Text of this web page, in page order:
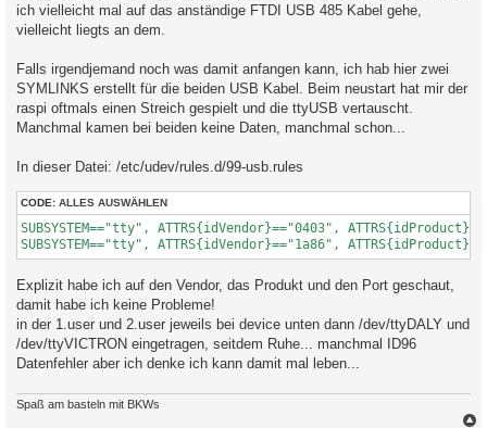
ich vielleicht mal auf das anständige FTDI USB 485 Kabel gehe,
vielleicht liegts an dem.
Falls irgendjemand noch was damit anfangen kann, ich hab hier zwei
SYMLINKS erstellt für die beiden USB Kabel. Beim neustart hat mir der
raspi oftmals einen Streich gespielt und die ttyUSB vertauscht.
Manchmal kamen bei beiden keine Daten, manchmal schon...
In dieser Datei: /etc/udev/rules.d/99-usb.rules
CODE: ALLES AUSWÄHLEN
SUBSYSTEM=="tty", ATTRS{idVendor}=="0403",
Explizit habe ich auf den Vendor, das Produkt und den Port geschaut,
damit habe ich keine Probleme!
in der 1.user und 2.user jeweils bei device unten dann /dev/ttyDALY und
/dev/ttyVICTRON eingetragen, seitdem Ruhe... manchmal ID96
Datenfehler aber ich denke ich kann damit mal leben...
Spaß am basteln mit BKWs